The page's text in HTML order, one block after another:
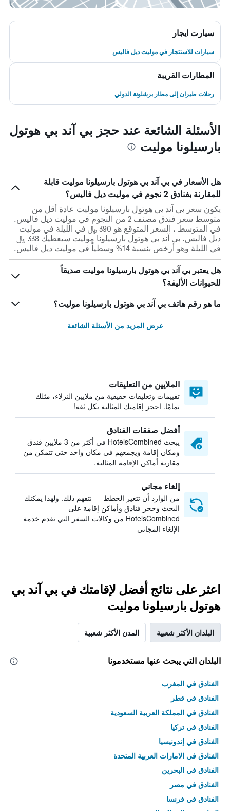
سيارت ايجار
سيارات للاستئجار في موليت ديل فاليس
المطارات القريبة
رحلات طيران إلى مطار برشلونة الدولي
الأسئلة الشائعة عند حجز بي آند بي هوتول
بارسيلونا موليت
هل الأسعار في بي آند بي هوتول بارسيلونا موليت قابلة
للمقارنة بفنادق 2 نجوم في موليت ديل فاليس؟
يكون سعر بي آند بي هوتول بارسيلونا موليت عادة أقل من
متوسط ​​سعر فندق مصنف 2 من النجوم في موليت ديل فاليس.
في المتوسط ، السعر المتوقع هو 390 ﷼ في الليلة في موليت
ديل فاليس. بي آند بي هوتول بارسيلونا موليت سيعطيك 338 ﷼
في الليلة وهو أرخص بنسبة 14% وسطياً في موليت ديل فاليس.
هل يعتبر بي آند بي هوتول بارسيلونا موليت صديقاً
للحيوانات الأليفة؟
ما هو رقم هاتف بي آند بي هوتول بارسيلونا موليت؟
عرض المزيد من الأسئلة الشائعة
الملايين من التعليقات
تقييمات وتعليقات حقيقية من ملايين النزلاء، مثلك
تمامًا. احجز إقامتك المثالية بكل ثقة!
أفضل صفقات الفنادق
يبحث HotelsCombined في أكثر من 3 ملايين فندق
ومكان إقامة ويجمعهم في مكان واحد حتى تتمكن من
مقارنة أماكن الإقامة المثالية.
إلغاء مجاني
من الوارد أن تتغير الخطط — نتفهم ذلك. ولهذا يمكنك
البحث وحجز فنادق وأماكن إقامة على
HotelsCombined من وكالات السفر التي تقدم خدمة
الإلغاء المجاني
اعثر على نتائج أفضل لإقامتك في بي آند بي
هوتول بارسيلونا موليت
البلدان الأكثر شعبية المدن الأكثر شعبية
البلدان التي يبحث عنها مستخدمونا
الفنادق في المغرب
الفنادق في قطر
الفنادق في المملكة العربية السعودية
الفنادق في تركيا
الفنادق في إندونيسيا
الفنادق في الامارات العربية المتحدة
الفنادق في البحرين
الفنادق في مصر
الفنادق في فرنسا